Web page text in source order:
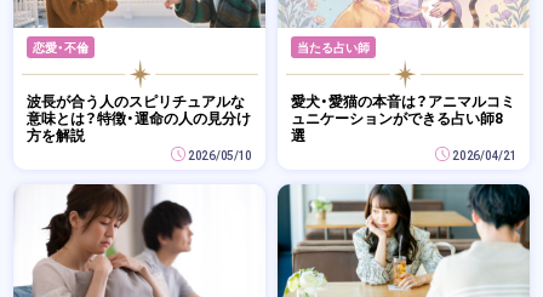
恋愛・不倫
波長が合う人のスピリチュアルな
意味とは？特徴・運命の人の見分け
方を解説
2026/05/10
当たる占い師
愛犬・愛猫の本音は？アニマルコミ
ュニケーションができる占い師8
選
2026/04/21